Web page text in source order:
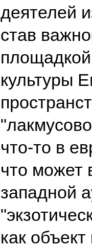
деятелей
став
культуры
что-то в
что может
западной
как